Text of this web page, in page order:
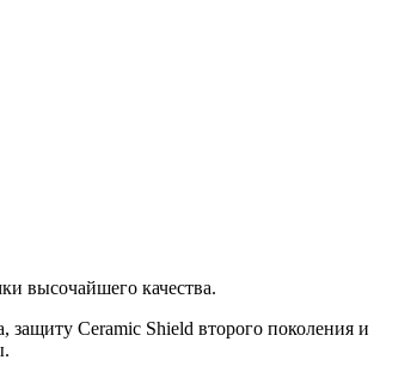
высочайшего качества.
защиту Ceramic Shield второго поколения и